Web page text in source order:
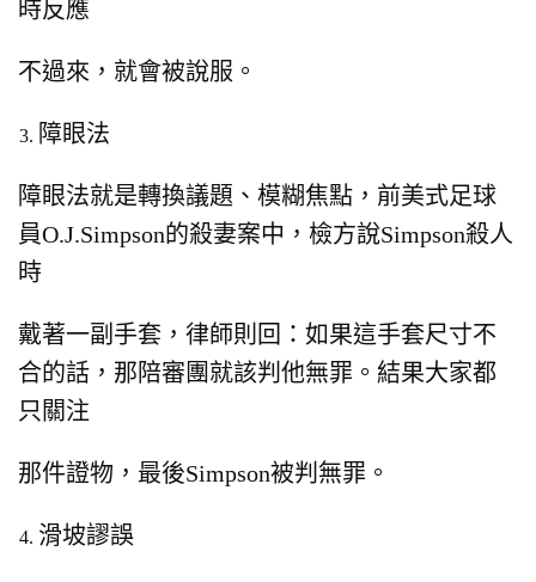
時反應
不過來，就會被說服。
障眼法
障眼法就是轉換議題、模糊焦點， 前美式足球
員O.J.Simpson的殺妻案中， 檢方說Simpson殺人
時
戴著一副手套， 律師則回：如果這手套尺寸不
合的話，那陪審團就該判他無罪。 結果大家都
只關注
那件證物，最後Simpson被判無罪。
滑坡謬誤